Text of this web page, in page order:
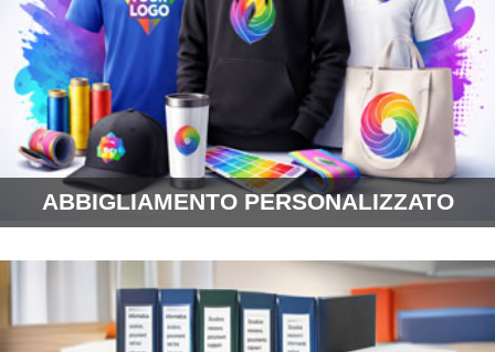
ABBIGLIAMENTO PERSONALIZZATO